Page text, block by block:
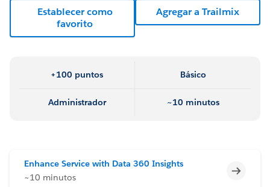
Establecer como
favorito
Agregar a Trailmix
+100 puntos Básico
Administrador ~10 minutos
Enhance Service with Data 360 Insights
~10 minutos